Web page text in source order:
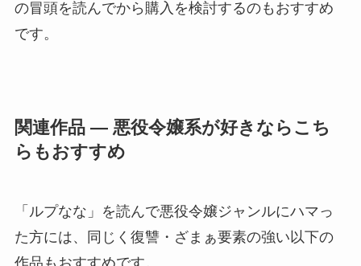
の冒頭を読んでから購入を検討するのもおすすめ
です。
関連作品 — 悪役令嬢系が好きならこち
らもおすすめ
「ルプなな」を読んで悪役令嬢ジャンルにハマっ
た方には、同じく復讐・ざまぁ要素の強い以下の